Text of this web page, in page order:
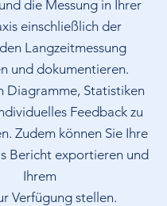
die Messung in Ihrer
einschließlich der
Langzeitmessung
und dokumentieren.
Diagramme, Statistiken
Feedback zu
Zudem können Sie Ihre
Bericht exportieren und
Ihrem
Verfügung stellen.